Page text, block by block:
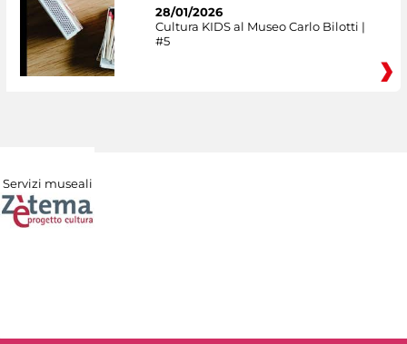
28/01/2026
Cultura KIDS al Museo Carlo Bilotti |
#5
Servizi museali